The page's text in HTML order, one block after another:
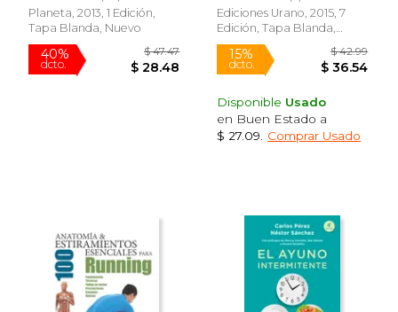
Revolution: The Life-
Changing Power of
Planeta, 2013, 1 Edición,
Tapa Blanda, Nuevo
Ediciones Urano, 2015, 7
Edición, Tapa Blanda,
Nuevo
Disponible Usado
en Buen Estado a
$ 27.09
Comprar Usado